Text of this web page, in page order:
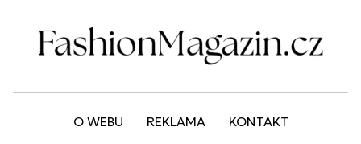
O WEBU REKLAMA KONTAKT